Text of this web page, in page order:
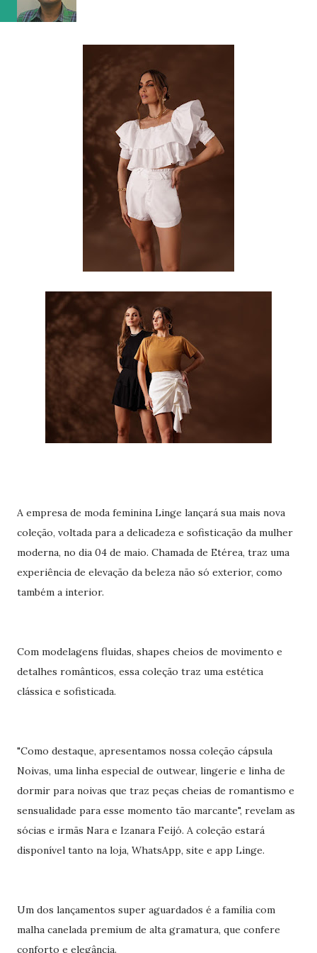
(obteve 51 class...
A empresa de moda feminina Linge lançará sua mais nova
coleção, voltada para a delicadeza e sofisticação da mulher
moderna, no dia 04 de maio. Chamada de Etérea, traz uma
experiência de elevação da beleza não só exterior, como
também a interior.
Com modelagens fluidas, shapes cheios de movimento e
detalhes românticos, essa coleção traz uma estética
clássica e sofisticada.
"Como destaque, apresentamos nossa coleção cápsula
Noivas, uma linha especial de outwear, lingerie e linha de
dormir para noivas que traz peças cheias de romantismo e
sensualidade para esse momento tão marcante", revelam as
sócias e irmãs Nara e Izanara Feijó. A coleção estará
disponível tanto na loja, WhatsApp, site e app Linge.
Um dos lançamentos super aguardados é a família com
malha canelada premium de alta gramatura, que confere
conforto e elegância.